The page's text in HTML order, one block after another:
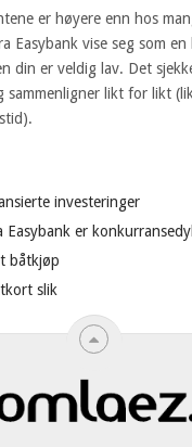
er høyere enn hos
Easybank vise seg som
din er veldig lav. Det
sammenligner likt for likt
investeringer
Easybank er
båtkjøp
slik